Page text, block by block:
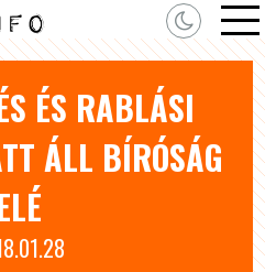
ÉS RABLÁSI
ÁLL BÍRÓSÁG